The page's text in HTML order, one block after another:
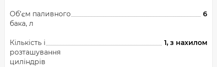
Об’єм паливного
бака, л
6
Кількість і
розташування
циліндрів
1, з нахилом